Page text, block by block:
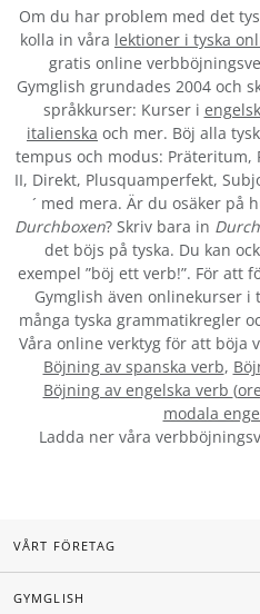
Om du har problem med det
kolla in våra lektioner i tyska
gratis online
Gymglish grundades 2004 och
språkkurser: Kurser i
italienska och mer. Böj alla
tempus och modus:
II, Direkt, Plusquamperfekt,
´ med mera. Är du osäker på
Durchboxen? Skriv bara in
det böjs på tyska. Du kan
exempel ”böj ett verb!”. För
Gymglish även onlinekurser
många tyska grammatikregler
Våra online verktyg för att böja
Böjning av spanska verb,
Böjning av engelska verb (
modala
Ladda ner våra
VÅRT FÖRETAG
GYMGLISH